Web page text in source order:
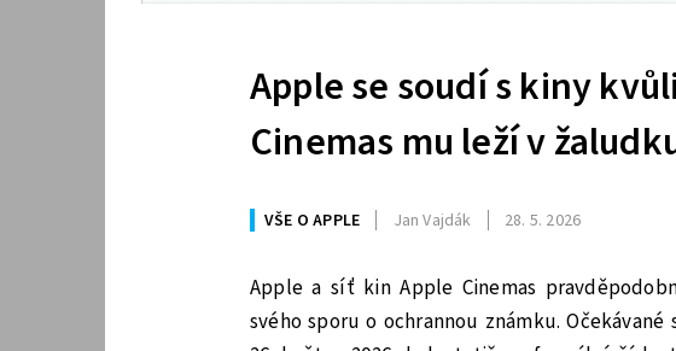
Apple se soudí s kiny
Cinemas mu leží v
VŠE O APPLE Jan Vajdák 28. 5. 2026
Apple a síť kin Apple Cinemas
svého sporu o ochrannou známku.